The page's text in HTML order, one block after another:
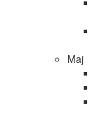
Maj